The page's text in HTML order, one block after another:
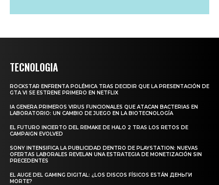
TECNOLOGIA
ROCKSTAR ENFRENTA POLÉMICA TRAS DECIDIR QUE LA PRESENTACIÓN DE
GTA VI SE ESTRENE PRIMERO EN NETFLIX
IA GENERA PRIMEROS VIRUS FUNCIONALES QUE ATACAN BACTERIAS EN
LABORATORIO: UN CAMBIO DE JUEGO EN LA BIOTECNOLOGÍA
EL FUTURO INCIERTO DEL REMAKE DE HALO 2 TRAS LOS RETOS DE
CAMPAIGN EVOLVED
SONY INTENSIFICA LA PUBLICIDAD DENTRO DE PLAYSTATION: NUEVAS
OFERTAS LABORALES REVELAN UNA ESTRATEGIA DE MONETIZACIÓN SIN
PRECEDENTES
EL AUGE DEL GAMING DIGITAL: ¿LOS DISCOS FÍSICOS ESTÁN ДЕНЬГИ
MORTE?